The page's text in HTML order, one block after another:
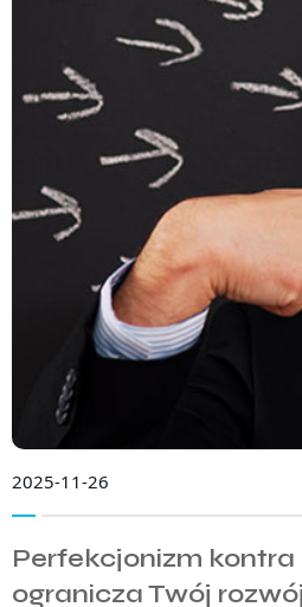
2025-11-26
Perfekcjonizm
ogranicza Twój